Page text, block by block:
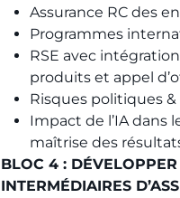
Assurance RC des
Programmes
RSE avec
produits et appel
Risques politiques
Impact de l’IA dans
maîtrise des
BLOC 4 :
INTERMÉDIAIRES